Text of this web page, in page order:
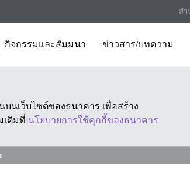
ส
กิจกรรมและสัมมนา ข่าวสาร/บทความ
นเว็บไซต์ของธนาคาร เพื่อสร้าง
เติมที่ นโยบายการใช้คุกกี้ของธนาคาร